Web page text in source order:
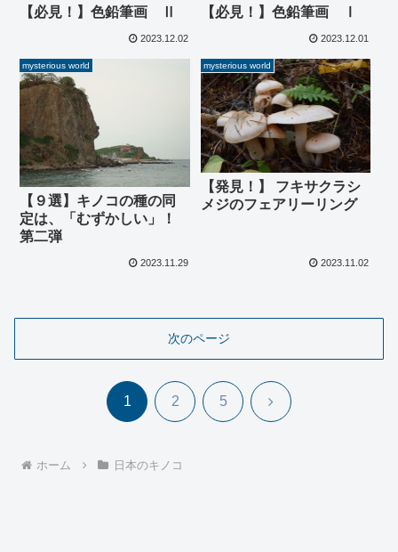
【必見！】色鉛筆画 Ⅱ
2023.12.02
【必見！】色鉛筆画 Ⅰ
2023.12.01
mysterious world
【９選】キノコの種の同
定は、「むずかしい」！
第二弾
2023.11.29
mysterious world
【発見！】 フキサクラシ
メジのフェアリーリング
2023.11.02
次のページ
1 2 5 次
ホーム 日本のキノコ